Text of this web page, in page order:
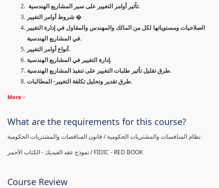
تأثير أوامر التغيير على سير المشاريع الهندسية.
شروط أوامر التغيير �
الصلاحيات ومستوياتها لكل من المالك والمهندس والمقاول في إدارة التغيير
في المشاريع الهندسية.
أنواع أوامر التغيير.
إدارة التغيير في المشاريع الهندسية.
طرق تقليل تأثير طلبات التغيير على تنفيذ المشاريع الهندسية.
طرق تقدير وتحليل تكلفة التغيير- المطالبات.
More
What are the requirements for this course?
نظام المنافسات والمشتريات الحكومية / قانون المناقصات والمشتريات الحكومية
نموذج عقد الفيديك - الكتاب الأحمر / FIDIC - RED BOOK
Course Review